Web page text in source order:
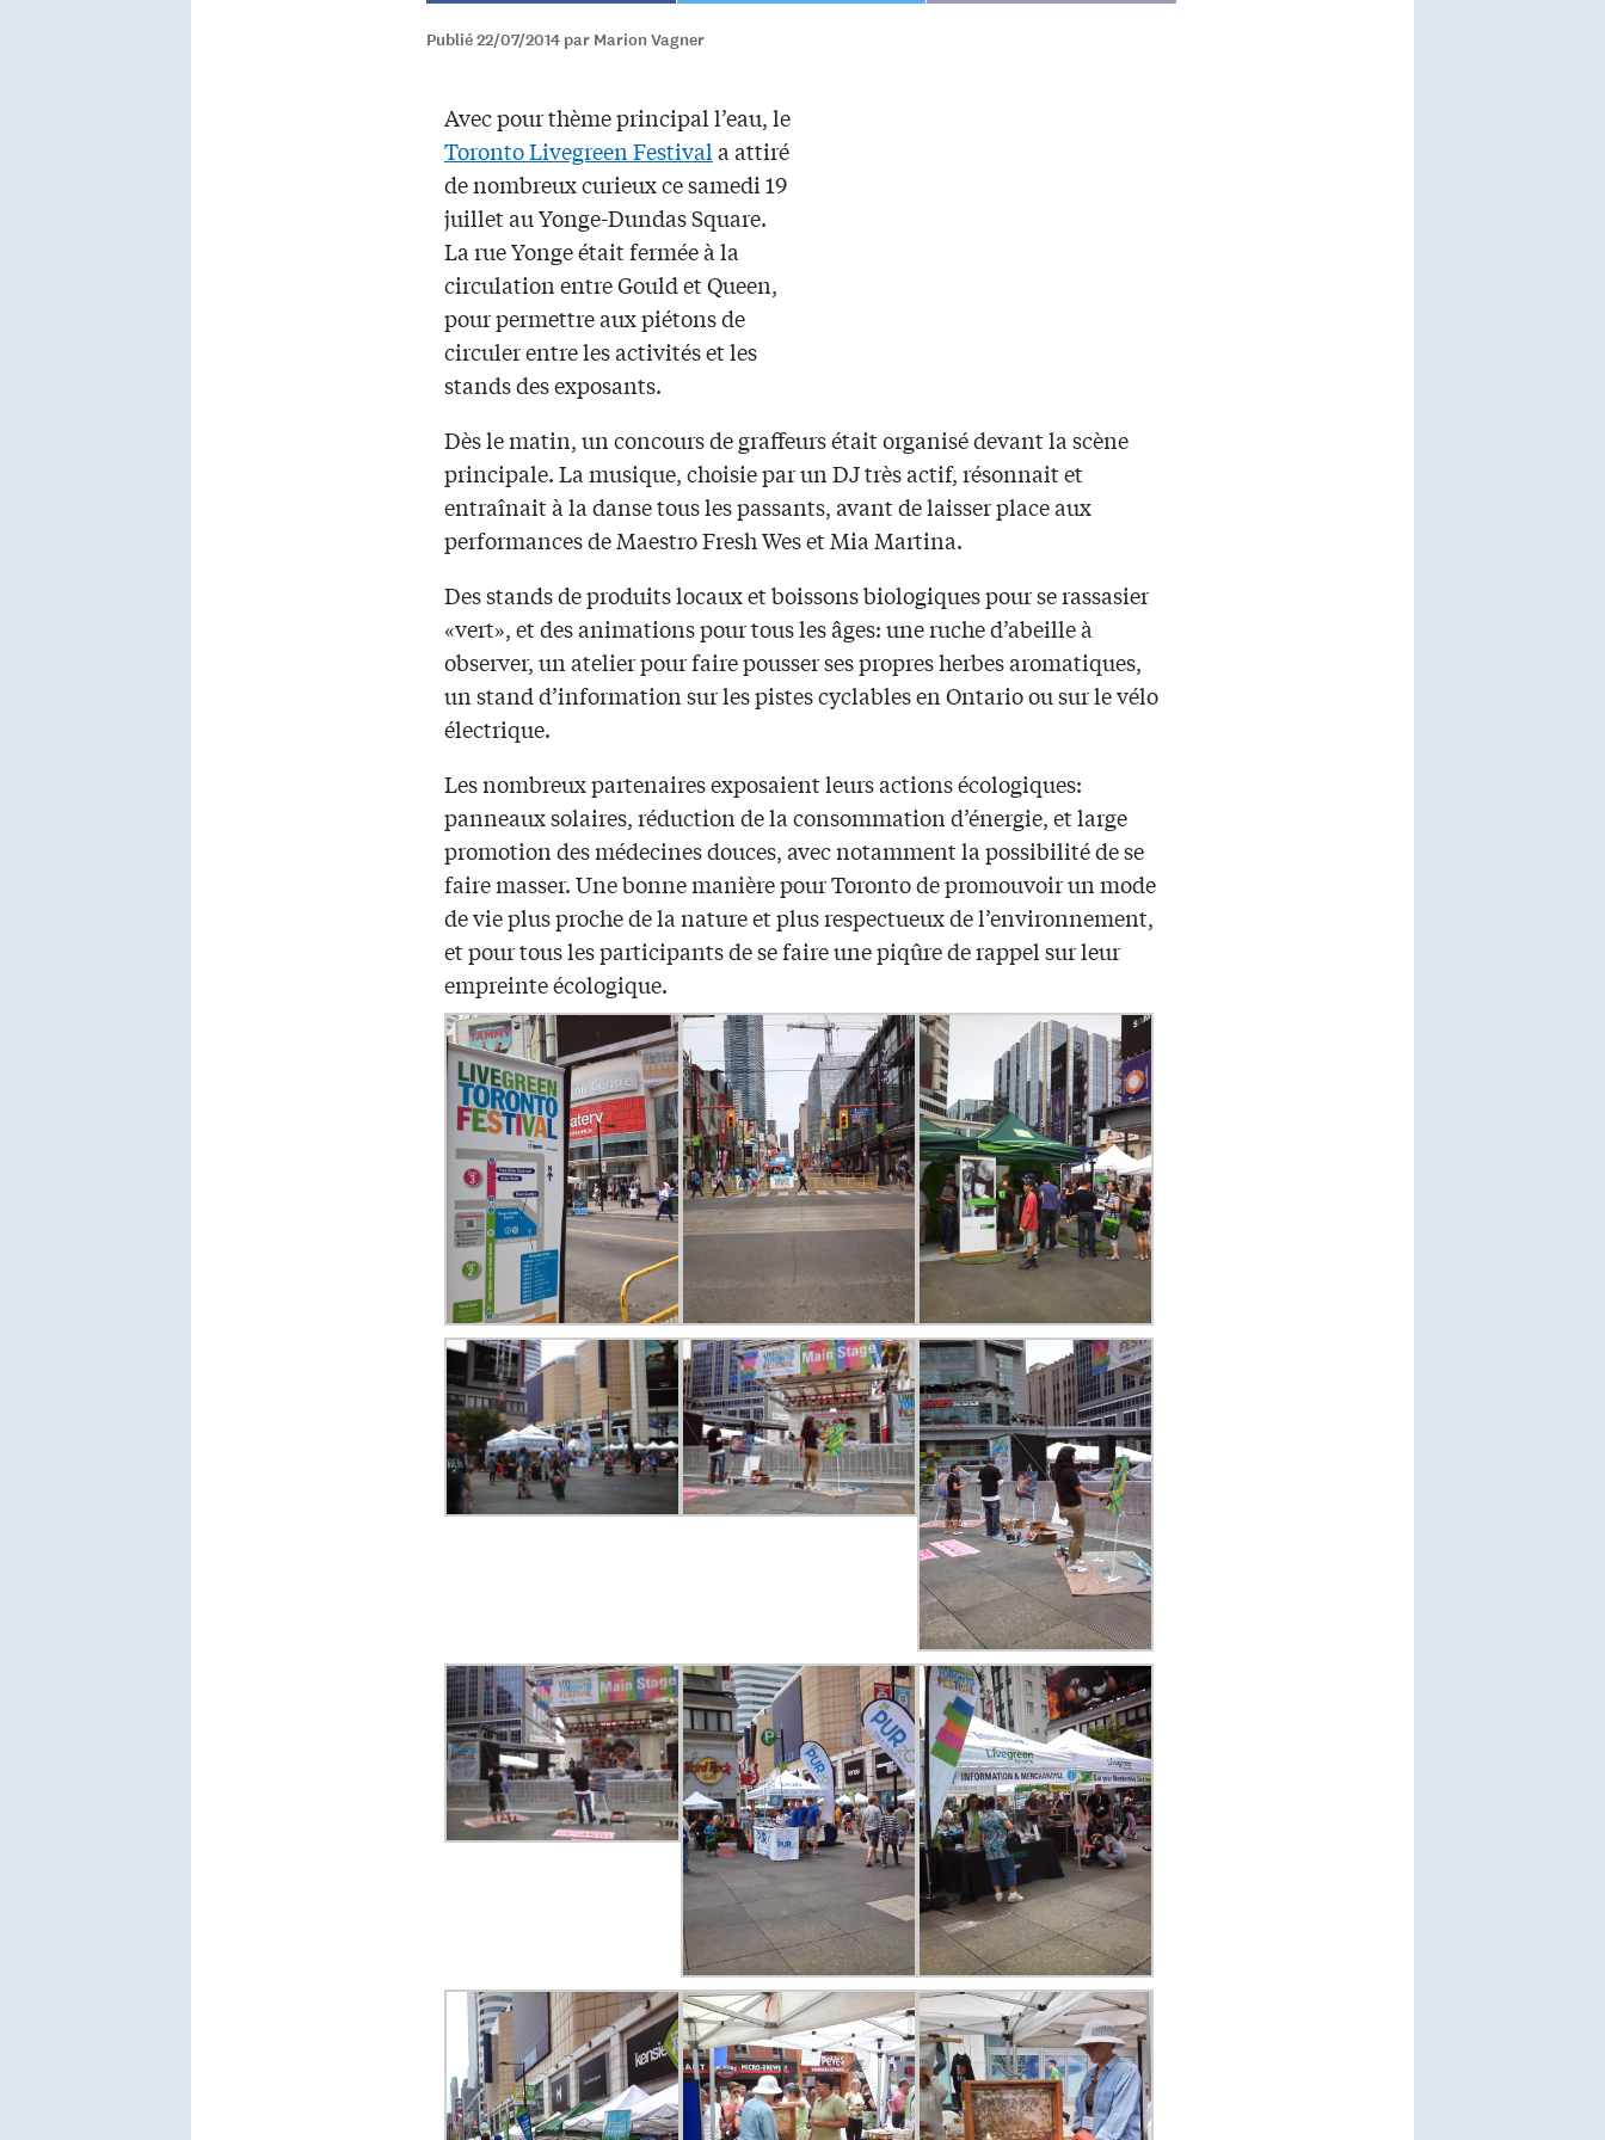
Publié 22/07/2014 par Marion Vagner
Avec pour thème principal l’eau, le
Toronto Livegreen Festivala attiré
de nombreux curieux ce samedi 19
juillet au Yonge-Dundas Square.
La rue Yonge était fermée à la
circulation entre Gould et Queen,
pour permettre aux piétons de
circuler entre les activités et les
stands des exposants.
Dès le matin, un concours de graffeurs était organisé devant la scène
principale. La musique, choisie par un DJ très actif, résonnait et
entraînait à la danse tous les passants, avant de laisser place aux
performances de Maestro Fresh Wes et Mia Martina.
Des stands de produits locaux et boissons biologiques pour se rassasier
«vert», et des animations pour tous les âges: une ruche d’abeille à
observer, un atelier pour faire pousser ses propres herbes aromatiques,
un stand d’information sur les pistes cyclables en Ontario ou sur le vélo
électrique.
Les nombreux partenaires exposaient leurs actions écologiques:
panneaux solaires, réduction de la consommation d’énergie, et large
promotion des médecines douces, avec notamment la possibilité de se
faire masser. Une bonne manière pour Toronto de promouvoir un mode
de vie plus proche de la nature et plus respectueux de l’environnement,
et pour tous les participants de se faire une piqûre de rappel sur leur
empreinte écologique.